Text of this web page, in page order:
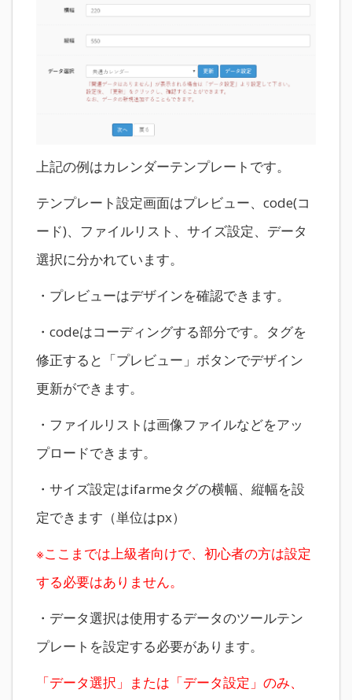
上記の例はカレンダーテンプレートです。
テンプレート設定画面はプレビュー、code(コ
ード)、ファイルリスト、サイズ設定、データ
選択に分かれています。
・プレビューはデザインを確認できます。
・codeはコーディングする部分です。タグを
修正すると「プレビュー」ボタンでデザイン
更新ができます。
・ファイルリストは画像ファイルなどをアッ
プロードできます。
・サイズ設定はifarmeタグの横幅、縦幅を設
定できます（単位はpx）
※ここまでは上級者向けで、初心者の方は設定
する必要はありません。
・データ選択は使用するデータのツールテン
プレートを設定する必要があります。
「データ選択」または「データ設定」のみ、